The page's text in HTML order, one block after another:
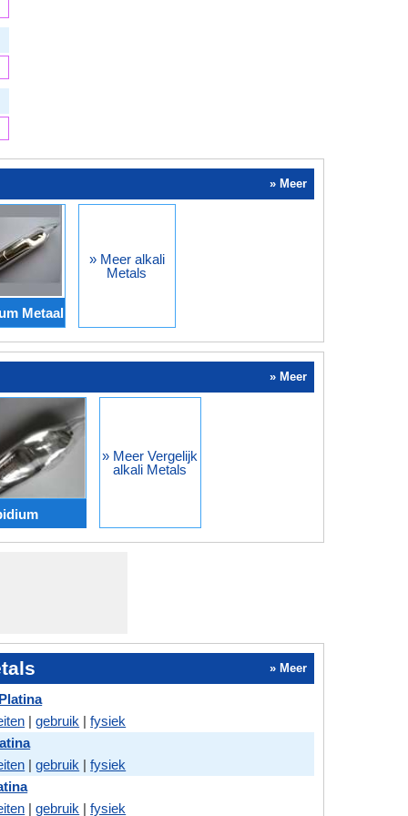
» Meer
Metaal
» Meer alkali
Metals
» Meer
» Meer Vergelijk
alkali Metals
» Meer
|gebruik |fysiek
|gebruik |fysiek
|gebruik |fysiek